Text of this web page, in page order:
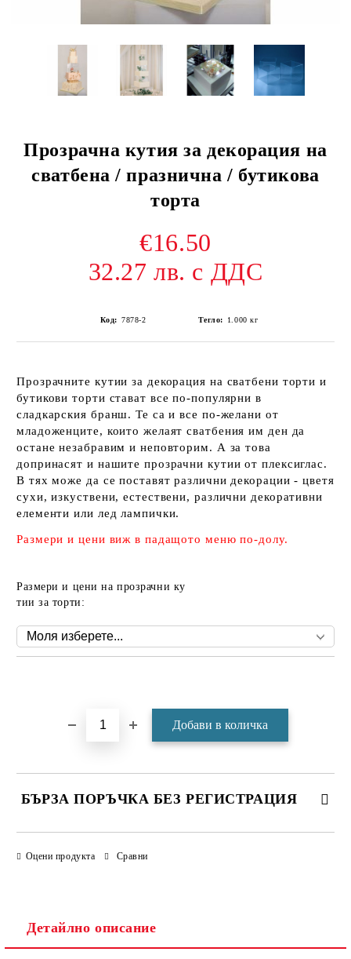
Прозрачна кутия за декорация на
сватбена / празнична / бутикова
торта
€16.50
32.27 лв. с ДДС
Код: 7878-2 Тегло: 1.000 кг
Прозрачните кутии за декорация на сватбени торти и
бутикови торти стават все по-популярни в
сладкарския бранш. Те са и все по-желани от
младоженците, които желаят сватбения им ден да
остане незабравим и неповторим. А за това
допринасят и нашите прозрачни кутии от плексиглас.
В тях може да се поставят различни декорации - цветя
сухи, изкуствени, естествени, различни декоративни
елементи или лед лампички.
Размери и цени виж в падащото меню по-долу.
Размери и цени на прозрачни ку
тии за торти:
БЪРЗА ПОРЪЧКА БЕЗ РЕГИСТРАЦИЯ
Оцени продукта Сравни
Детайлно описание